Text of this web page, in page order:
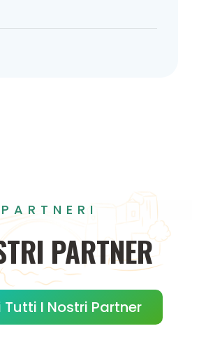
PARTNERI
PARTNER
Tutti I Nostri Partner